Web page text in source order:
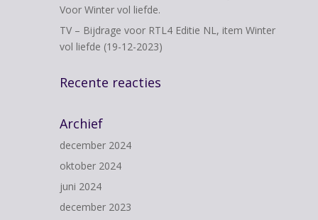
Voor Winter vol liefde.
TV – Bijdrage voor RTL4 Editie NL, item Winter
vol liefde (19-12-2023)
Recente reacties
Archief
december 2024
oktober 2024
juni 2024
december 2023